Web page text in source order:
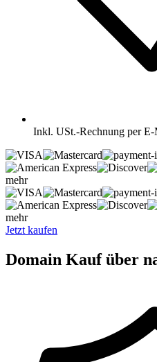
Inkl. USt.-Rechnung per
mehr
mehr
Jetzt kaufen
Domain Kauf über